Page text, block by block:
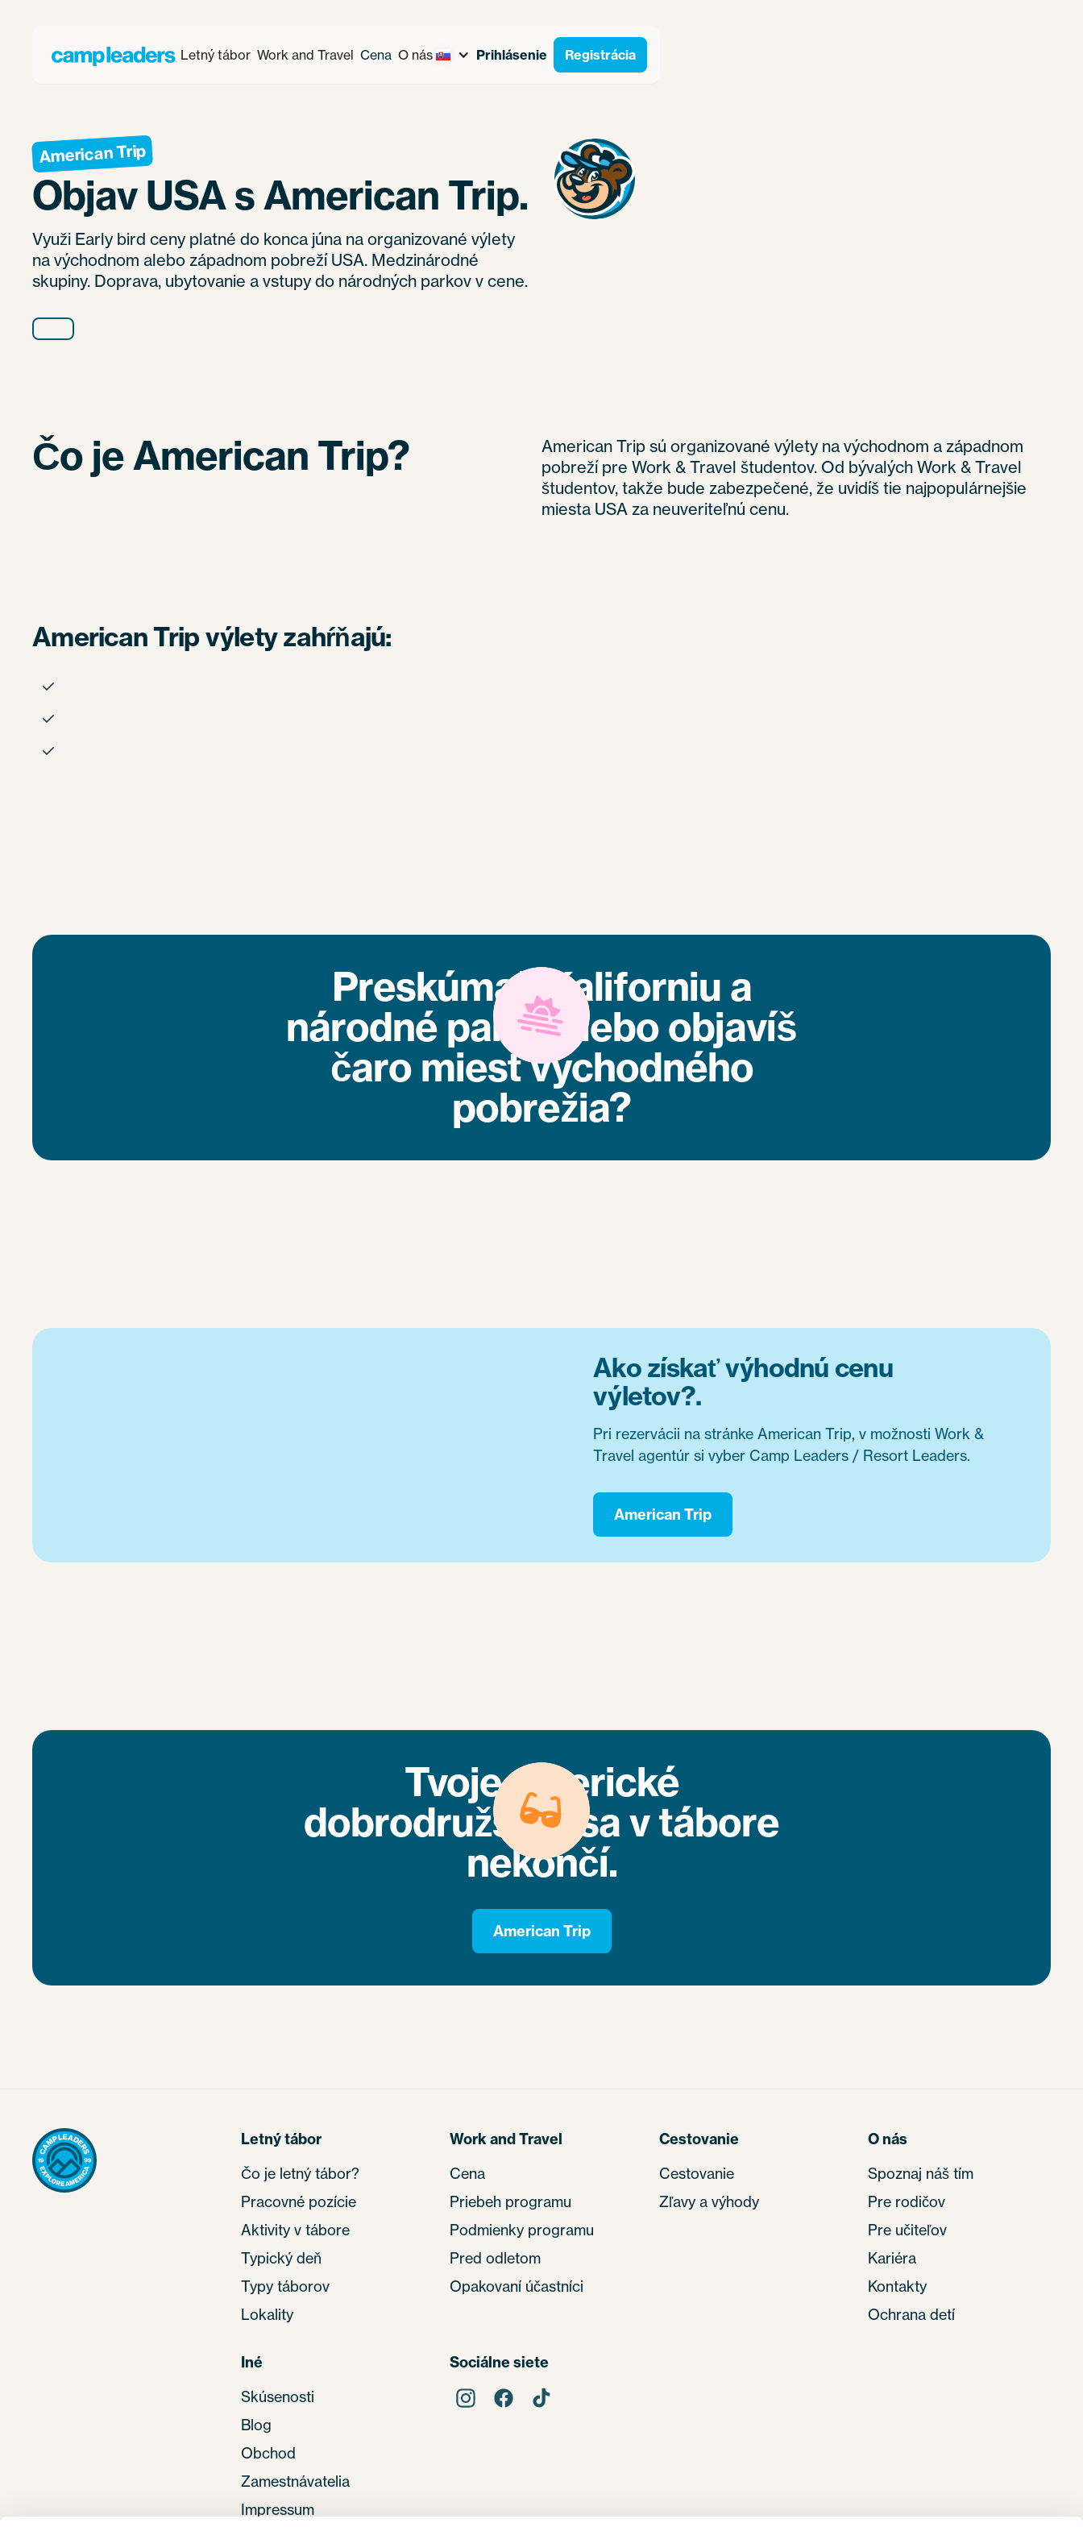
Letný tábor Work and Travel Cena O nás Prihlásenie Registrácia
American Trip
Objav USA s American Trip.
Využi Early bird ceny platné do konca júna na organizované výlety
na východnom alebo západnom pobreží USA. Medzinárodné
skupiny. Doprava, ubytovanie a vstupy do národných parkov v cene.
Čo je American Trip?
American Trip sú organizované výlety na východnom a západnom
pobreží pre Work & Travel študentov. Od bývalých Work & Travel
študentov, takže bude zabezpečené, že uvidíš tie najpopulárnejšie
miesta USA za neuveriteľnú cenu.
American Trip výlety zahŕňajú:



Preskúmaš Kaliforniu a
národné parky alebo objavíš
čaro miest východného
pobrežia?
Ako získať výhodnú cenu
výletov?.
Pri rezervácii na stránke American Trip, v možnosti Work &
Travel agentúr si vyber Camp Leaders / Resort Leaders.
American Trip
Tvoje americké
dobrodružstvo sa v tábore
nekončí.
American Trip
Letný tábor
Čo je letný tábor?
Pracovné pozície
Aktivity v tábore
Typický deň
Typy táborov
Lokality
Work and Travel
Cena
Priebeh programu
Podmienky programu
Pred odletom
Opakovaní účastníci
Cestovanie
Cestovanie
Zľavy a výhody
O nás
Spoznaj náš tím
Pre rodičov
Pre učiteľov
Kariéra
Kontakty
Ochrana detí
Iné
Skúsenosti
Blog
Obchod
Zamestnávatelia
Impressum
Sociálne siete